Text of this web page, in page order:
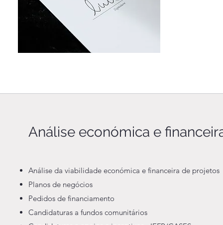
Análise económica e
Análise da viabilidade económica e financeira de projetos
Planos de negócios
Pedidos de financiamento
Candidaturas a fundos comunitários